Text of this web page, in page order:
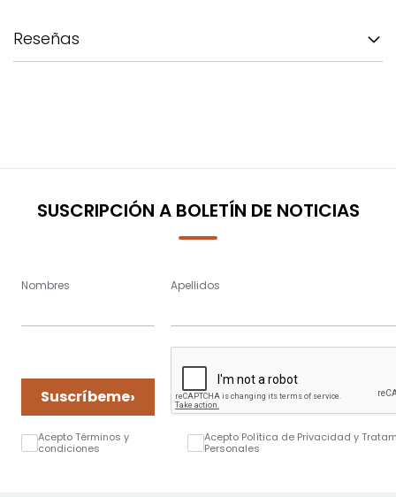
Reseñas
SUSCRIPCIÓN A BOLETÍN DE NOTICIAS
Nombres Apellidos
Suscríbeme›
Acepto Términos y
condiciones
Acepto Política de Privacidad y
Personales